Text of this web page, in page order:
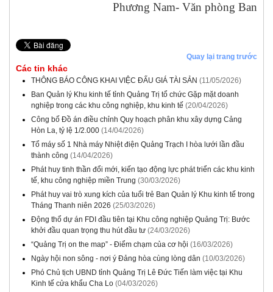
Phương Nam- Văn phòng Ban
Quay lại trang trước
Các tin khác
THÔNG BÁO CÔNG KHAI VIỆC ĐẤU GIÁ TÀI SẢN (11/05/2026)
Ban Quản lý Khu kinh tế tỉnh Quảng Trị tổ chức Gặp mặt doanh
nghiệp trong các khu công nghiệp, khu kinh tế (20/04/2026)
Công bố Đồ án điều chỉnh Quy hoạch phân khu xây dựng Cảng
Hòn La, tỷ lệ 1/2.000 (14/04/2026)
Tổ máy số 1 Nhà máy Nhiệt điện Quảng Trạch I hòa lưới lần đầu
thành công (14/04/2026)
Phát huy tinh thần đổi mới, kiến tạo động lực phát triển các khu kinh
tế, khu công nghiệp miền Trung (30/03/2026)
Phát huy vai trò xung kích của tuổi trẻ Ban Quản lý Khu kinh tế trong
Tháng Thanh niên 2026 (25/03/2026)
Động thổ dự án FDI đầu tiên tại Khu công nghiệp Quảng Trị: Bước
khởi đầu quan trọng thu hút đầu tư (24/03/2026)
“Quảng Trị on the map” - Điểm chạm của cơ hội (16/03/2026)
Ngày hội non sông - nơi ý Đảng hòa cùng lòng dân (10/03/2026)
Phó Chủ tịch UBND tỉnh Quảng Trị Lê Đức Tiến làm việc tại Khu
Kinh tế cửa khẩu Cha Lo (04/03/2026)